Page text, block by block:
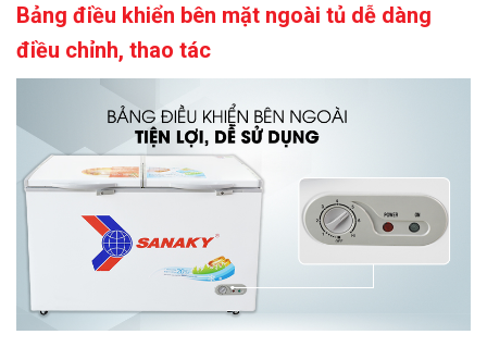
Bảng điều khiển bên mặt ngoài tủ dễ dàng
điều chỉnh, thao tác